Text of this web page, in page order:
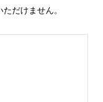
だけません。